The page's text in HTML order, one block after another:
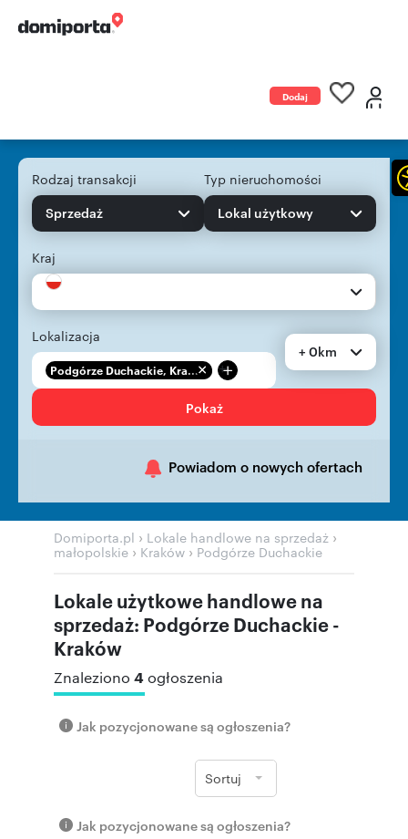
Dodaj
Rodzaj transakcji
Sprzedaż
Typ nieruchomości
Lokal użytkowy
Kraj
Lokalizacja
Podgórze Duchackie, Kra... +
+ 0km
Pokaż
Powiadom o nowych ofertach
Domiporta.pl › Lokale handlowe na sprzedaż ›
małopolskie › Kraków › Podgórze Duchackie
Lokale użytkowe handlowe na
sprzedaż: Podgórze Duchackie -
Kraków
Znaleziono 4ogłoszenia
Jak pozycjonowane są ogłoszenia?
Sortuj
Jak pozycjonowane są ogłoszenia?